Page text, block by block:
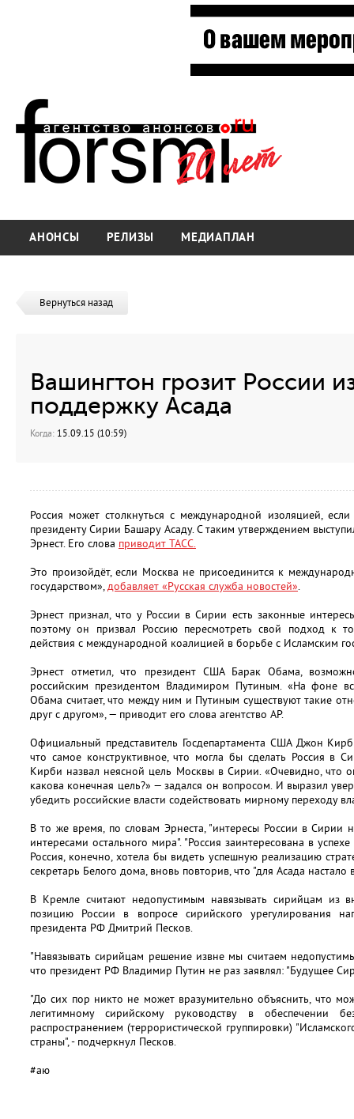
АНОНСЫ РЕЛИЗЫ МЕДИАПЛАН
Вернуться назад
Вашингтон грозит России
поддержку Асада
Когда: 15.09.15 (10:59)
Россия может столкнуться с международной изоляцией,
президенту Сирии Башару Асаду. С таким утверждением
Эрнест. Его слова приводит ТАСС.
Это произойдёт, если Москва не присоединится к
государством»,добавляет «Русская служба новостей».
Эрнест признал, что у России в Сирии есть законные
поэтому он призвал Россию пересмотреть свой подход к
действия с международной коалицией в борьбе с Исламским
Эрнест отметил, что президент США Барак Обама,
российским президентом Владимиром Путиным. «На фоне
Обама считает, что между ним и Путиным существуют такие
друг с другом», — приводит его слова агентство AP.
Официальный представитель Госдепартамента США Джон
что самое конструктивное, что могла бы сделать Россия в
Кирби назвал неясной цель Москвы в Сирии. «Очевидно, что
какова конечная цель?» — задался он вопросом. И выразил
убедить российские власти содействовать мирному переходу
В то же время, по словам Эрнеста, "интересы России в Сирии
интересами остального мира". "Россия заинтересована в
Россия, конечно, хотела бы видеть успешную реализацию
секретарь Белого дома, вновь повторив, что "для Асада настало
В Кремле считают недопустимым навязывать сирийцам из
позицию России в вопросе сирийского урегулирования
президента РФ Дмитрий Песков.
"Навязывать сирийцам решение извне мы считаем
что президент РФ Владимир Путин не раз заявлял: "Будущее
"До сих пор никто не может вразумительно объяснить, что
легитимному сирийскому руководству в обеспечении
распространением (террористической группировки)
страны", - подчеркнул Песков.
#аю